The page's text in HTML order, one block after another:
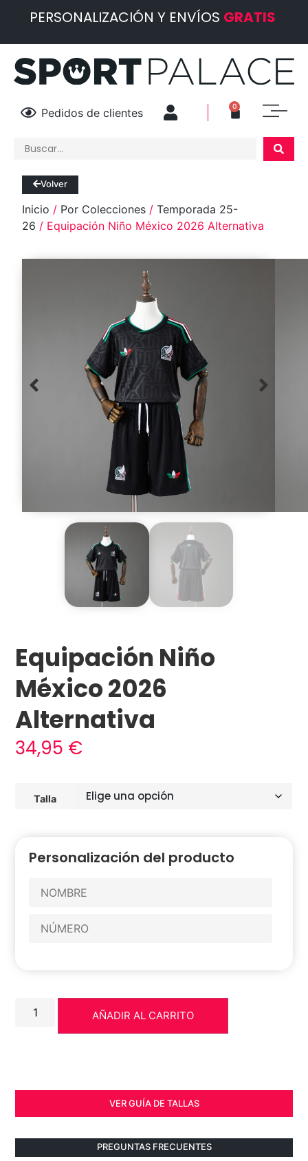
PERSONALIZACIÓN Y ENVÍOS GRATIS
Pedidos de clientes 0
Equipación Niño
México 2026
Alternativa
34,95 €
Talla
Personalización del producto
AÑADIR AL CARRITO
VER GUÍA DE TALLAS
PREGUNTAS FRECUENTES
Volver
Inicio / Por Colecciones /Temporada 25-
26 / Equipación Niño México 2026 Alternativa